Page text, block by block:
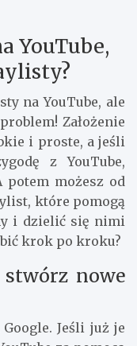
YouTube,
na YouTube, ale
Założenie
i proste, a jeśli
z YouTube,
potem możesz od
które pomogą
i dzielić się nimi
krok po kroku?
stwórz nowe
Jeśli już je